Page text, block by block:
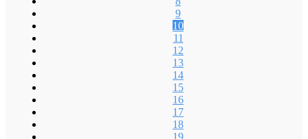
9
10
11
12
13
14
15
16
17
18
19